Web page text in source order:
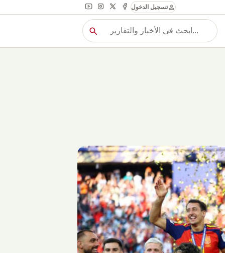
personتسجيل الدخول
بحث search